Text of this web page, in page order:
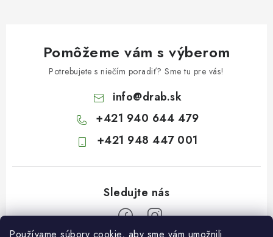
Pomôžeme vám s výberom
Potrebujete s niečím poradiť? Sme tu pre vás!
info@drab.sk
+421 940 644 479
+421 948 447 001